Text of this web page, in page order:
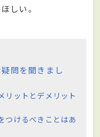
しい。
問を聞きまし
リットとデメリット
つけるべきことはあ